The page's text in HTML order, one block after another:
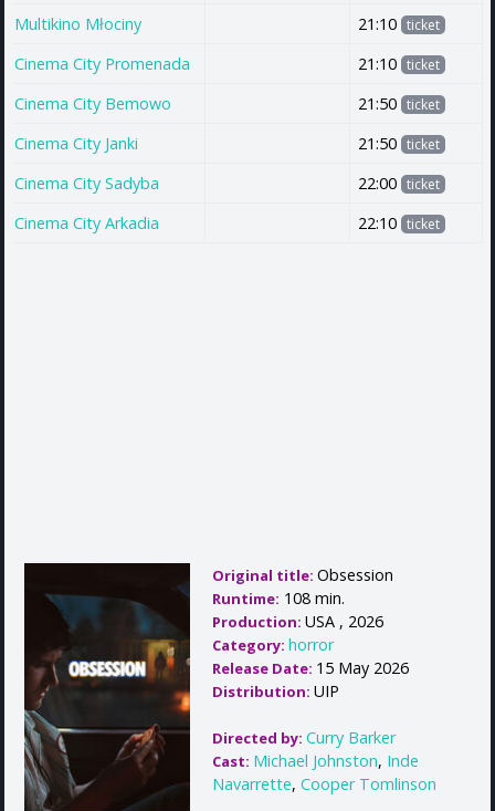
Multikino Młociny 21:10 ticket
Cinema City Promenada 21:10 ticket
Cinema City Bemowo 21:50 ticket
Cinema City Janki 21:50 ticket
Cinema City Sadyba 22:00 ticket
Cinema City Arkadia 22:10 ticket
Original title: Obsession
Runtime: 108 min.
Production: USA , 2026
Category: horror
Release Date: 15 May 2026
Distribution: UIP
Directed by: Curry Barker
Cast: Michael Johnston, Inde
Navarrette, Cooper Tomlinson